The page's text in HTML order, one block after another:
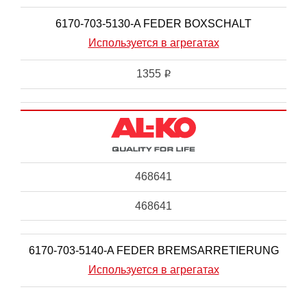
6170-703-5130-A FEDER BOXSCHALT
Используется в агрегатах
1355 i
468641
468641
6170-703-5140-A FEDER BREMSARRETIERUNG
Используется в агрегатах